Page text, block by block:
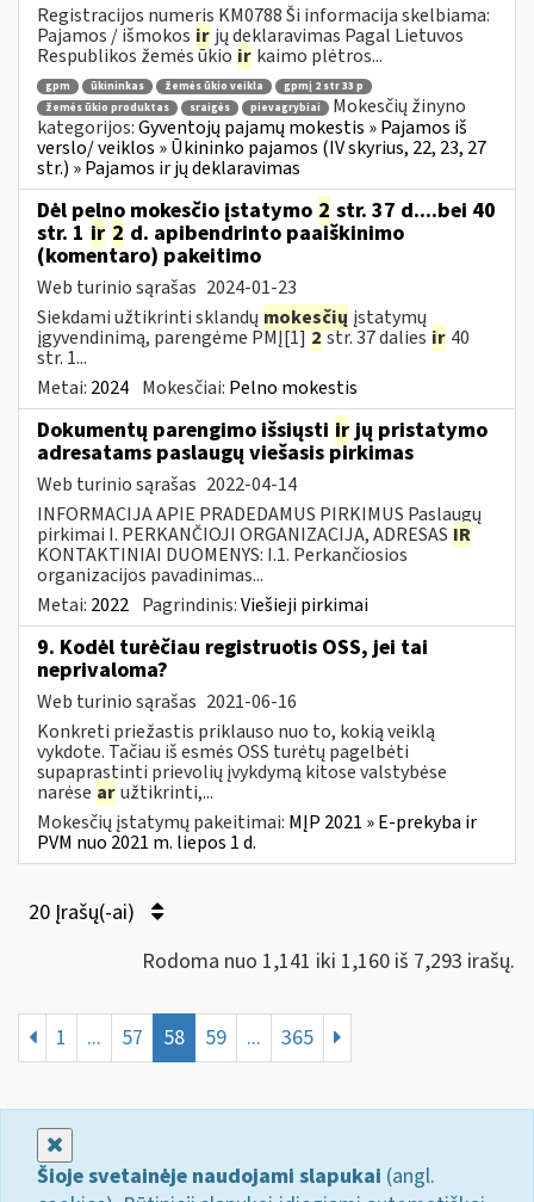
Registracijos numeris KM0788 Ši informacija skelbiama:
Pajamos / išmokos ir jų deklaravimas Pagal Lietuvos
Respublikos žemės ūkio ir kaimo plėtros...
gpm ūkininkas žemės ūkio veikla
gpmį 2 str 33 p
žemės ūkio produktas
sraigės pievagrybiai
Mokesčių žinyno
kategorijos:Gyventojų pajamų mokestis » Pajamos iš
verslo/ veiklos » Ūkininko pajamos (IV skyrius, 22, 23, 27
str.) » Pajamos ir jų deklaravimas
Dėl pelno mokesčio įstatymo 2 str. 37 d....bei 40
str. 1 ir 2 d. apibendrinto paaiškinimo
(komentaro) pakeitimo
Web turinio sąrašas 2024-01-23
Siekdami užtikrinti sklandų mokesčių įstatymų
įgyvendinimą, parengėme PMĮ[1]2str. 37 dalies ir 40
str. 1...
Metai: 2024 Mokesčiai: Pelno mokestis
Dokumentų parengimo išsiųsti irjų pristatymo
adresatams paslaugų viešasis pirkimas
Web turinio sąrašas 2022-04-14
INFORMACIJA APIE PRADEDAMUS PIRKIMUS Paslaugų
pirkimai I. PERKANČIOJI ORGANIZACIJA, ADRESAS IR
KONTAKTINIAI DUOMENYS: I.1. Perkančiosios
organizacijos pavadinimas...
Metai: 2022 Pagrindinis:Viešieji pirkimai
9. Kodėl turėčiau registruotis OSS, jei tai
neprivaloma?
Web turinio sąrašas 2021-06-16
Konkreti priežastis priklauso nuo to, kokią veiklą
vykdote. Tačiau iš esmės OSS turėtų pagelbėti
supaprastinti prievolių įvykdymą kitose valstybėse
narėse aružtikrinti,...
Mokesčių įstatymų pakeitimai: MĮP 2021 » E-prekyba ir
PVM nuo 2021 m. liepos 1 d.
20 Įrašų(-ai)
Rodoma nuo 1,141 iki 1,160 iš 7,293 irašų.
1 ... 57 58 59 ... 365
Šioje svetainėje naudojami slapukai (angl.